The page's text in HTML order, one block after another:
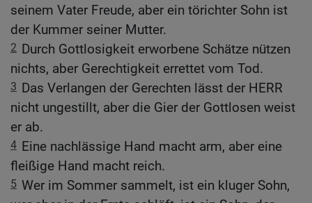
seinem Vater Freude, aber ein törichter Sohn ist
der Kummer seiner Mutter.
2 Durch Gottlosigkeit erworbene Schätze nützen
nichts, aber Gerechtigkeit errettet vom Tod.
3 Das Verlangen der Gerechten lässt der HERR
nicht ungestillt, aber die Gier der Gottlosen weist
er ab.
4 Eine nachlässige Hand macht arm, aber eine
fleißige Hand macht reich.
5 Wer im Sommer sammelt, ist ein kluger Sohn,